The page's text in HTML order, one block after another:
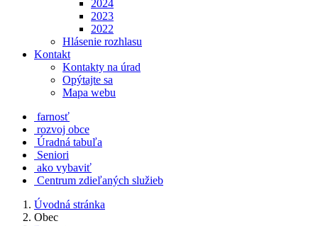
2024
2023
2022
Hlásenie rozhlasu
Kontakt
Kontakty na úrad
Opýtajte sa
Mapa webu
farnosť
rozvoj obce
Úradná tabuľa
Seniori
ako vybaviť
Centrum zdieľaných služieb
Úvodná stránka
Obec